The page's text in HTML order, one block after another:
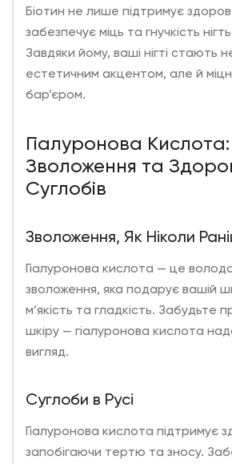
Біотин не лише підтримує
забезпечує міць та гнучкість
Завдяки йому, ваші нігті стають
естетичним акцентом, але й
бар’єром.
Гіалуронова
Зволоження та
Суглобів
Зволоження, Як Ніколи
Гіалуронова кислота — це
зволоження, яка подарує вашій
м’якість та гладкість. Забудьте
шкіру — гіалуронова кислота
вигляд.
Суглоби в Русі
Гіалуронова кислота підтримує
запобігаючи тертю та зносу.